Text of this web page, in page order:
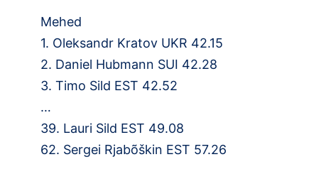
Mehed
1. Oleksandr Kratov UKR 42.15
2. Daniel Hubmann SUI 42.28
3. Timo Sild EST 42.52
…
39. Lauri Sild EST 49.08
62. Sergei Rjabõškin EST 57.26